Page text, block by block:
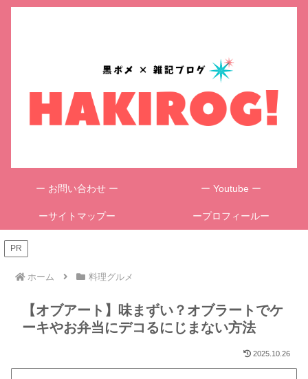
ー お問い合わせ ー ー Youtube ー
ーサイトマップー ープロフィールー
PR
ホーム 料理グルメ
【オブアート】味まずい？オブラートでケ
ーキやお弁当にデコるにじまない方法
2025.10.26